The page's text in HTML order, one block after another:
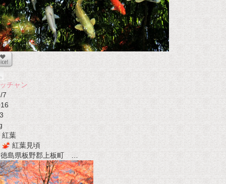
チャン
7
3
紅葉
紅葉見頃
島県板野郡上板町 …